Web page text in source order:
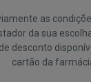
as
da sua
desconto
cartão da